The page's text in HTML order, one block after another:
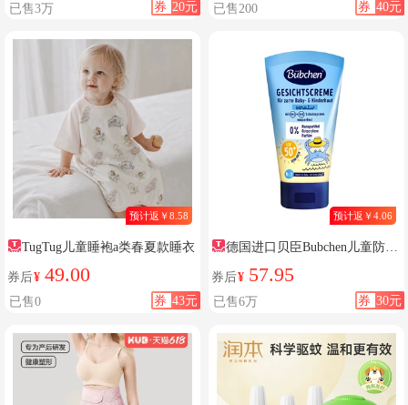
券 20元
已售3万 券 40元
已售200
预计返￥8.58
TugTug儿童睡袍a类春夏款睡衣
券后¥ 49.00
券 43元
已售0
预计返￥4.06
德国进口贝臣Bubchen儿童防晒
霜
券后¥ 57.95
券 30元
已售6万